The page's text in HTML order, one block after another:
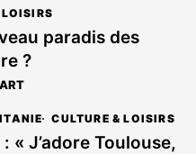
est
réservé
aux
abonnés
LOISIRS
paradis des
?
CULTURE & LOISIRS
« J’adore Toulouse,